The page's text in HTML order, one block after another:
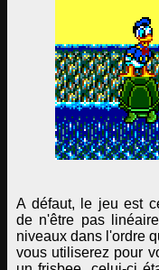
A défaut, le jeu est
de n'être pas
niveaux dans l'ordre
vous utiliserez pour